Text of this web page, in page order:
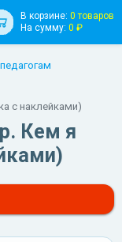
В корзине: 0 товаров
На сумму: 0 ₽
с наклейками)
Кем я